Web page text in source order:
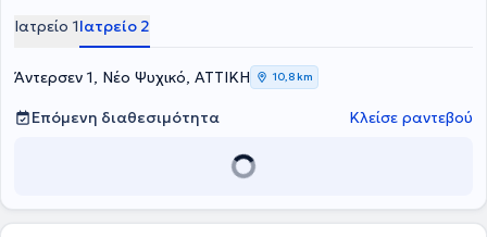
Πανεπιστημίου Αθηνών και κατέχει πτυχίο Ιατρικής από το ίδιο
ίδρυμα. Έχει λάβει πολλαπλές εξειδικεύσεις, στην
Ωτορινολαρυγγολογία και τη Χειρουργική, καθώς και στην Παιδο-
Ωτορινολαρυγγολογία. Συμμετέχει ενεργά ως εισηγητής σε Ιατρικά
συνέδρια και παρακολουθεί ανελλιπώς όλες τις εξελίξεις στον
τομέα της εξειδίκευσής του.
Ιατρείο 1Ιατρείο 2
Άντερσεν 1, Νέο Ψυχικό, ΑΤΤΙΚΗ 10,8 km
Επόμενη διαθεσιμότητα Κλείσε ραντεβού